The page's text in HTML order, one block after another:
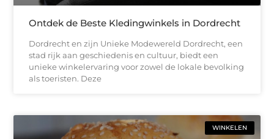
Ontdek de Beste Kledingwinkels in Dordrecht
Dordrecht en zijn Unieke Modewereld Dordrecht, een
stad rijk aan geschiedenis en cultuur, biedt een
unieke winkelervaring voor zowel de lokale bevolking
als toeristen. Deze
WINKELEN